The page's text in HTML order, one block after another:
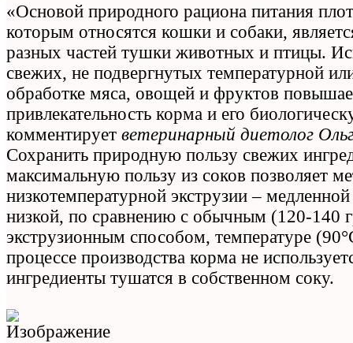
«Основой природного рациона питания
которым относятся кошки и собаки,
разных частей тушки животных и птицы.
свежих, не подвергнутых температурной
обработке мяса, овощей и фруктов
привлекательность корма и его
комментирует ветеринарный диетолог
Сохранить природную пользу свежих
максимальную пользу из соков позволяет
низкотемпературной экструзии –
низкой, по сравнению с обычным (120-140
экструзионным способом, температуре
процессе производства корма не
ингредиенты тушатся в собственном соку.